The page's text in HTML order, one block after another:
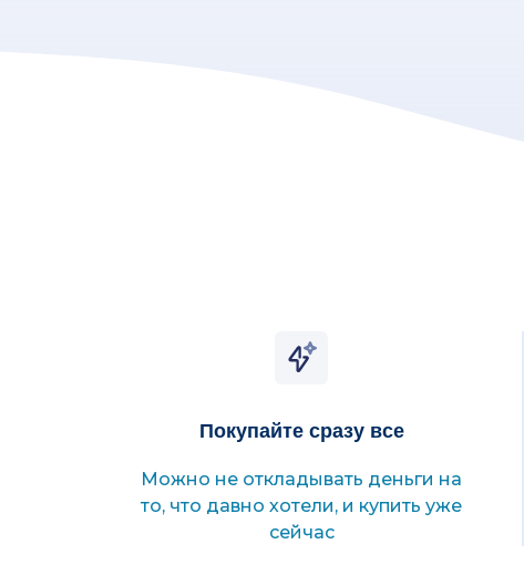
Покупайте сразу все
Можно не откладывать деньги на
то, что давно хотели, и купить уже
сейчас